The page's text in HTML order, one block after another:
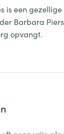
is een
Barbara
opvangt.